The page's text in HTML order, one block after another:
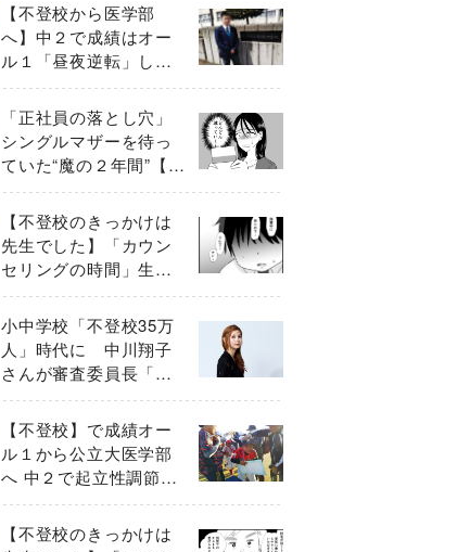
【不登校から医学部
へ】中２で成績はオー
ル１「昼夜逆転」した
わが子を”夜遊び”に連れ
出した母の気づき
「正社員の落とし穴」
シングルマザーを待っ
ていた“魔の２年間”【後
編】
【不登校のきっかけは
先生でした】「カウン
セリングの時間」生徒
の情報をバラしたの
は…《第２話》
小中学校「不登校35万
人」時代に 中川翔子
さんが審査委員長「不
登校生動画甲子園
2026」が開催
【不登校】で成績オー
ル１から公立大医学部
へ 中２で起立性調節障
害「治るまで３年」の
診断 そのとき母は
【不登校のきっかけは